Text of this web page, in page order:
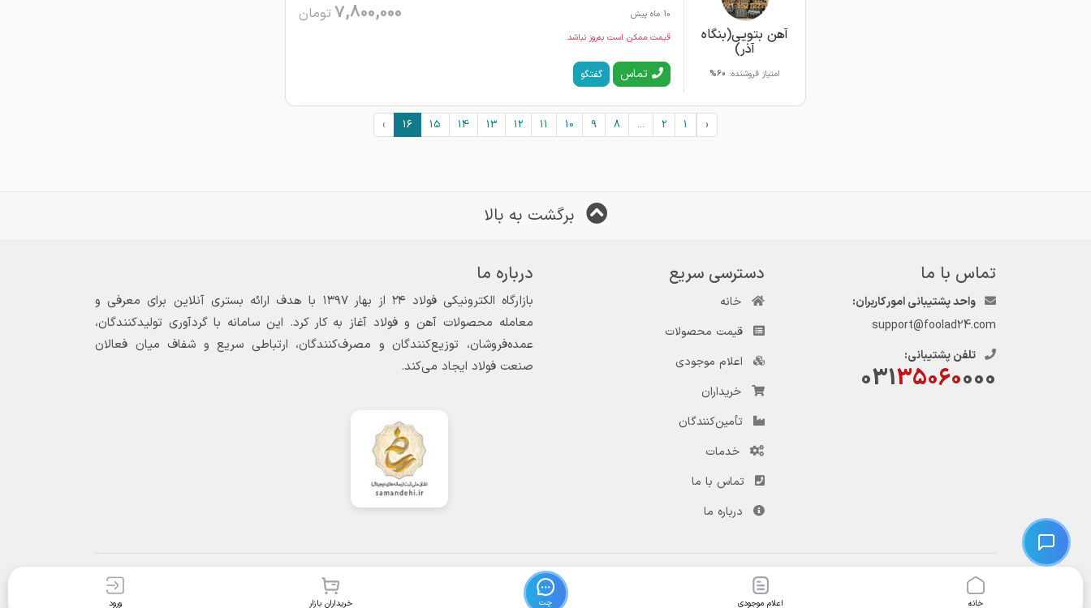
آهن بتویی(بنگاه
آذر)
امتیاز فروشنده: 60%
10 ماه پیش
7,800,000 تومان
قیمت ممکن است به‌روز نباشد
تماس گفتگو
‹
1
2
...
8
9
10
11
12
13
14
15
16
›
برگشت به بالا
تماس با ما
واحد پشتیبانی امور کاربران:
support@foolad24.com
تلفن پشتیبانی:
03135060000
دسترسی سریع
خانه
قیمت محصولات
اعلام موجودی
خریداران
تأمین‌کنندگان
خدمات
تماس با ما
درباره ما
درباره ما
بازارگاه الکترونیکی فولاد ۲۴ از بهار ۱۳۹۷ با هدف ارائه بستری آنلاین برای معرفی و
معامله محصولات آهن و فولاد آغاز به کار کرد. این سامانه با گردآوری تولیدکنندگان،
عمده‌فروشان، توزیع‌کنندگان و مصرف‌کنندگان، ارتباطی سریع و شفاف میان فعالان
صنعت فولاد ایجاد می‌کند.
© کلیه حقوق این وب‌سایت و سرویس‌های آن متعلق به سامانه فولاد ۲۴ است.
خانه اعلام موجودی چت خریداران بازار ورود